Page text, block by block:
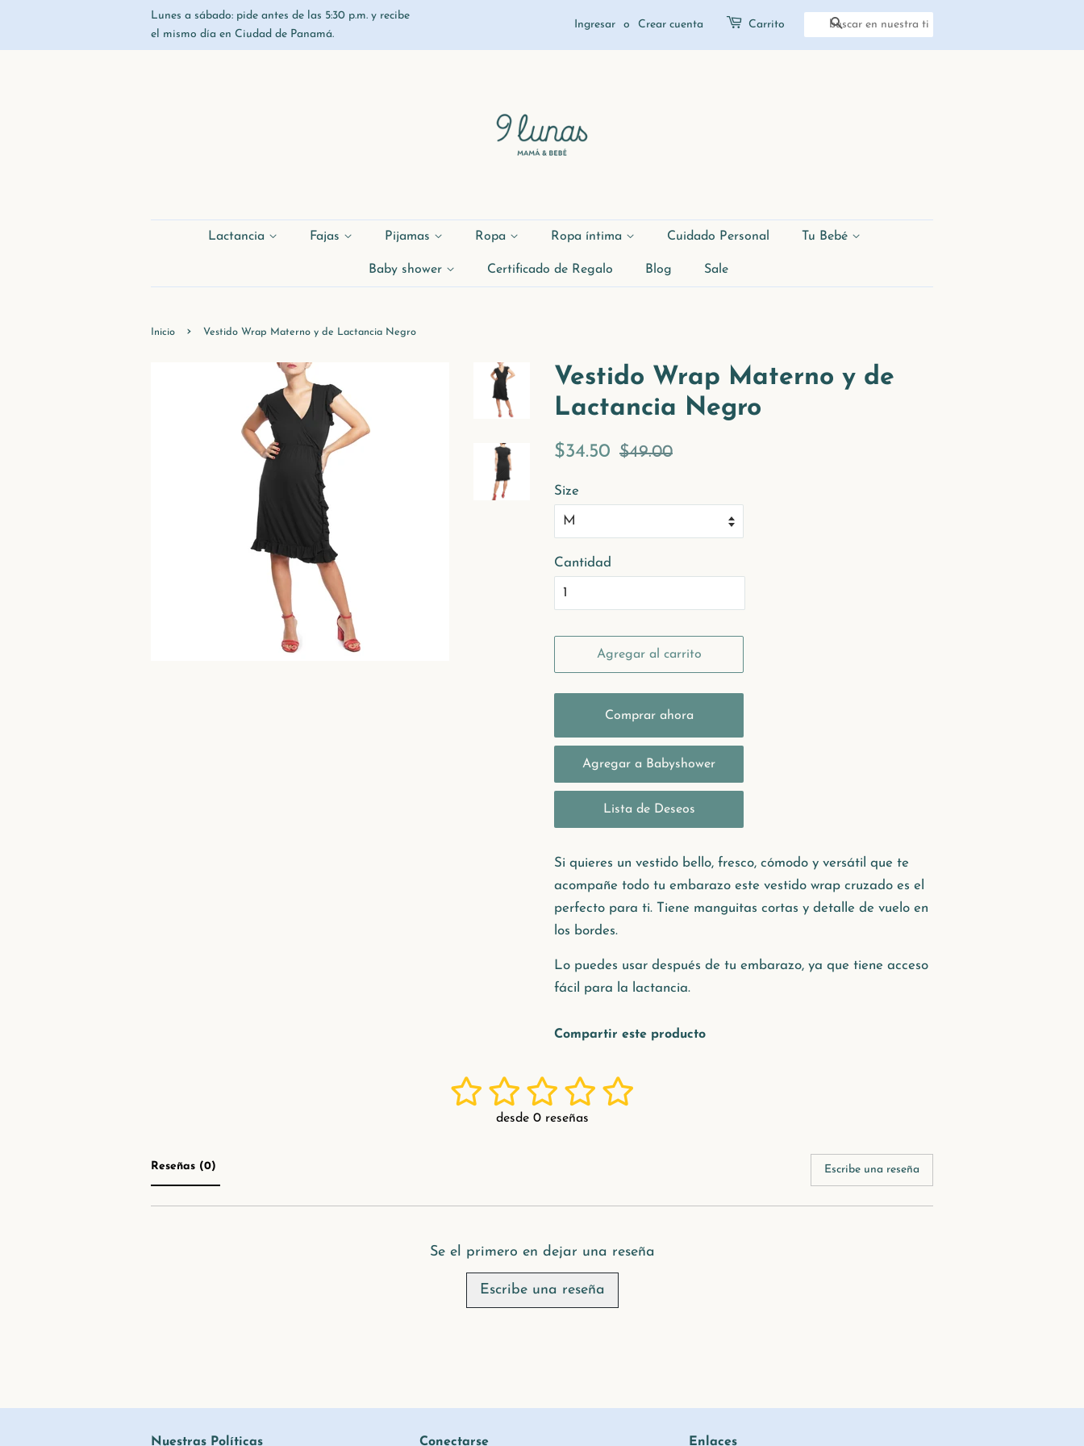
Lunes a sábado: pide antes de las 5:30 p.m. y recibe
el mismo día en Ciudad de Panamá.
Ingresar o Crear cuenta Carrito Buscar
Lactancia Fajas Pijamas Ropa Ropa íntima Cuidado Personal Tu Bebé
Baby shower Certificado de Regalo Blog Sale
Inicio › Vestido Wrap Materno y de Lactancia Negro
Vestido Wrap Materno y de
Lactancia Negro
Precio
$34.50
Precio
$49.00
Size
Cantidad
Agregar al carrito
Comprar ahora
Si quieres un vestido bello, fresco, cómodo y versátil que te
acompañe todo tu embarazo este vestido wrap cruzado es el
perfecto para ti. Tiene manguitas cortas y detalle de vuelo en
los bordes.
Lo puedes usar después de tu embarazo, ya que tiene acceso
fácil para la lactancia.
Compartir este producto
desde 0 reseñas
Reseñas (0) Escribe una reseña
Se el primero en dejar una reseña
Escribe una reseña
Nuestras Políticas Conectarse Enlaces